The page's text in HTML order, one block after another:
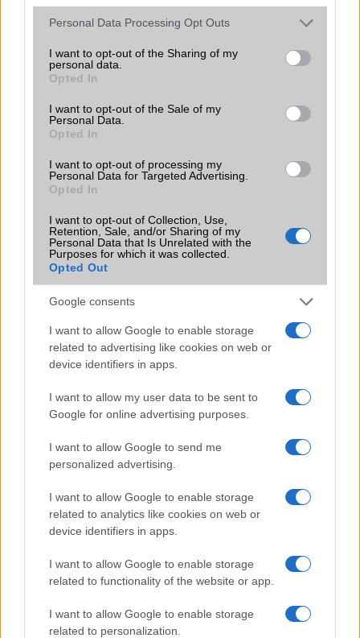
Please note that this website/app uses one or more Google
not limited to your visit or usage behaviour. You may click to
grant or deny consent to Google and its third-party tags to
use your data for below specified purposes in below Google
consent section.
Personal Data Processing Opt Outs
I want to opt-out of the Sharing of my
personal data.
Opted In
I want to opt-out of the Sale of my
Personal Data.
Opted In
I want to opt-out of processing my
Personal Data for Targeted Advertising.
Opted In
I want to opt-out of Collection, Use,
Retention, Sale, and/or Sharing of my
Personal Data that Is Unrelated with the
Purposes for which it was collected.
Opted Out
Google consents
I want to allow Google to enable storage
related to advertising like cookies on web or
device identifiers in apps.
I want to allow my user data to be sent to
Google for online advertising purposes.
I want to allow Google to send me
personalized advertising.
I want to allow Google to enable storage
related to analytics like cookies on web or
device identifiers in apps.
I want to allow Google to enable storage
related to functionality of the website or app.
I want to allow Google to enable storage
related to personalization.
HÍRLEVÉL
webhelyet a reCAPTCHA védi. A Google
adatvédelmi irányelve
szolgáltatási feltételekérvényesek.
Korábbi hírlevelek
SZAVAZÁS
Megérné Önnek telefont váltani csak azért, mert az új modell dupla alap
Talán, ha más fejlesztések is vannak
Nem, nekem a mostani tárhely is elég
Inkább felhőben tárolok mindent
Korábbi szavazások eredményei